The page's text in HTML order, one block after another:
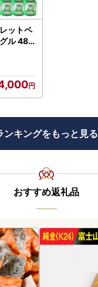
ットペ
ル 48R
ット
ンキングをもっと見る
おすすめ返礼品